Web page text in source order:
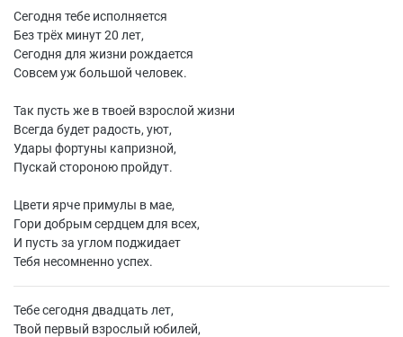
Сегодня тебе исполняется
Без трёх минут 20 лет,
Сегодня для жизни рождается
Совсем уж большой человек.
Так пусть же в твоей взрослой жизни
Всегда будет радость, уют,
Удары фортуны капризной,
Пускай стороною пройдут.
Цвети ярче примулы в мае,
Гори добрым сердцем для всех,
И пусть за углом поджидает
Тебя несомненно успех.
Тебе сегодня двадцать лет,
Твой первый взрослый юбилей,